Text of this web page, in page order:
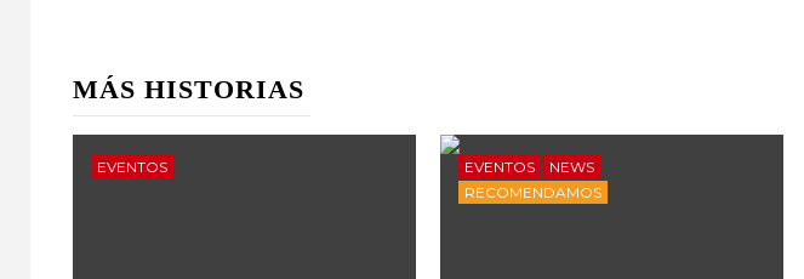
MÁS HISTORIAS
EVENTOS EVENTOS
NEWS
RECOMENDAMOS